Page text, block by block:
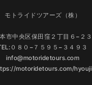
モトライドツアーズ（株）
市中央区保田窪２丁目６−２３
０８０−７５９５−３４９３
info@motoridetours.com
motoridetours.com/hyouji